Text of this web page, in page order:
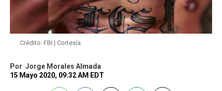
Crédito: FBI | Cortesía
Por Jorge Morales Almada
15 Mayo 2020, 09:32 AM EDT